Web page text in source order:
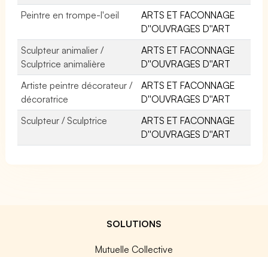
Peintre en trompe-l'oeil
ARTS ET FACONNAGE
D''OUVRAGES D''ART
Sculpteur animalier /
Sculptrice animalière
ARTS ET FACONNAGE
D''OUVRAGES D''ART
Artiste peintre décorateur /
décoratrice
ARTS ET FACONNAGE
D''OUVRAGES D''ART
Sculpteur / Sculptrice
ARTS ET FACONNAGE
D''OUVRAGES D''ART
SOLUTIONS
Mutuelle Collective